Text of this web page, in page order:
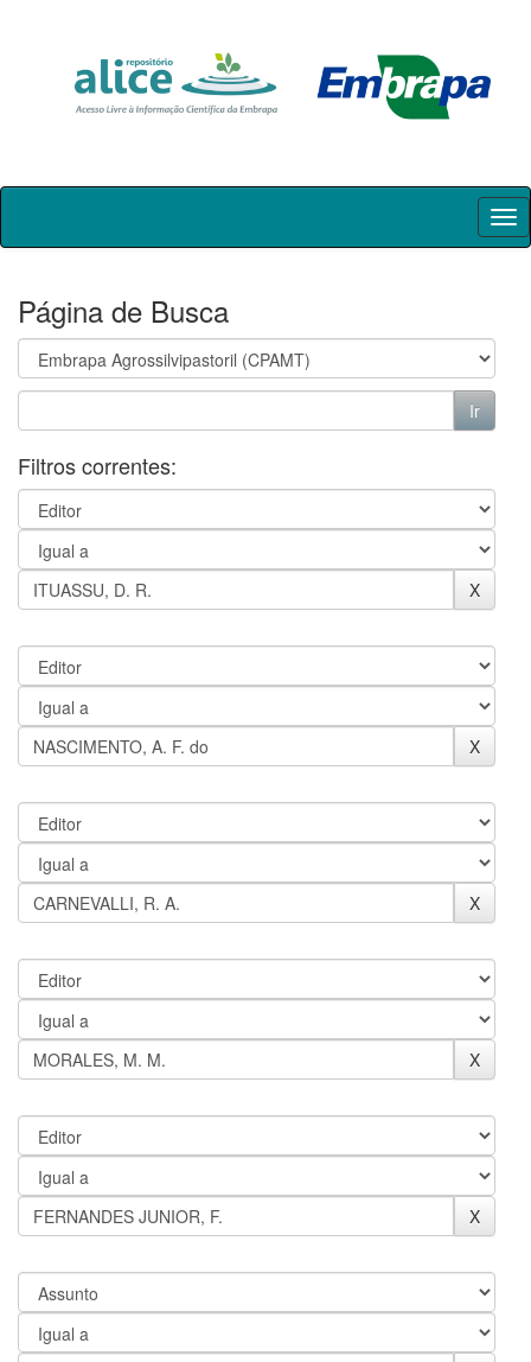
Skip
Página de Busca
Filtros correntes: